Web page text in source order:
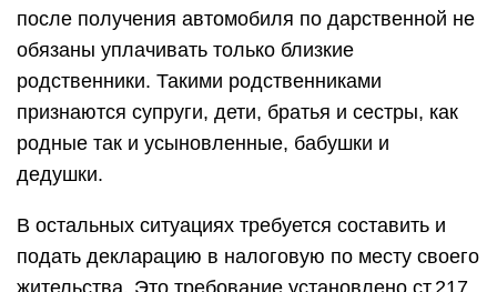
после получения автомобиля по дарственной не
обязаны уплачивать только близкие
родственники. Такими родственниками
признаются супруги, дети, братья и сестры, как
родные так и усыновленные, бабушки и
дедушки.
В остальных ситуациях требуется составить и
подать декларацию в налоговую по месту своего
жительства. Это требование установлено ст.217